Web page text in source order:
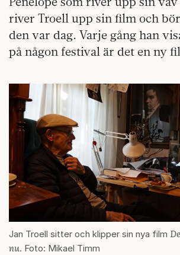
river Troell upp sin film och
den var dag. Varje gång han
på någon festival är det en ny
Jan Troell sitter och klipper sin nya film
nu. Foto: Mikael Timm